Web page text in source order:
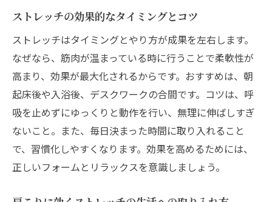
続けやすいストレッチで肩こりとサヨナラ
ストレッチ継続で実感する体調の変化
肩こり予防に役立つストレッチの工夫
簡単で続けやすいストレッチ方法を解説
忙しい人のためのストレッチ習慣術
肩こり対策の頻度や効果的な続け方を解説
ストレッチの最適な頻度と肩こり予防術
肩こり対策に効果的なストレッチ継続法
ストレッチの効果的なタイミングとコツ
ストレッチはタイミングとやり方が成果を左右します。
なぜなら、筋肉が温まっている時に行うことで柔軟性が
高まり、効果が最大化されるからです。おすすめは、朝
起床後や入浴後、デスクワークの合間です。コツは、呼
吸を止めずにゆっくりと動作を行い、無理に伸ばしすぎ
ないこと。また、毎日決まった時間に取り入れること
で、習慣化しやすくなります。効果を高めるためには、
正しいフォームとリラックスを意識しましょう。